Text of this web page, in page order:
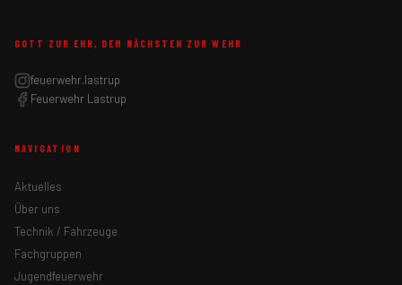
GOTT ZUR EHR, DEM NÄCHSTEN ZUR WEHR
feuerwehr.lastrup
Feuerwehr Lastrup
NAVIGATION
Aktuelles
Über uns
Technik / Fahrzeuge
Fachgruppen
Jugendfeuerwehr